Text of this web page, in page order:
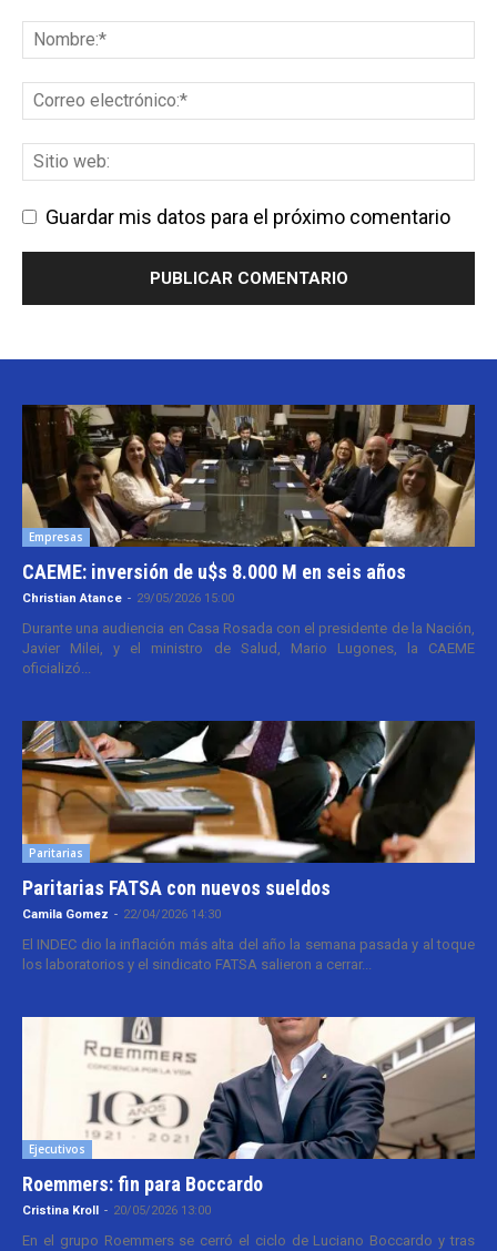
Guardar mis datos para el próximo comentario
Empresas
CAEME: inversión de u$s 8.000 M en seis años
Christian Atance - 29/05/2026 15:00
Durante una audiencia en Casa Rosada con el presidente de la Nación,
Javier Milei, y el ministro de Salud, Mario Lugones, la CAEME
oficializó...
Paritarias
Paritarias FATSA con nuevos sueldos
Camila Gomez - 22/04/2026 14:30
El INDEC dio la inflación más alta del año la semana pasada y al toque
los laboratorios y el sindicato FATSA salieron a cerrar...
Ejecutivos
Roemmers: fin para Boccardo
Cristina Kroll - 20/05/2026 13:00
En el grupo Roemmers se cerró el ciclo de Luciano Boccardo y tras